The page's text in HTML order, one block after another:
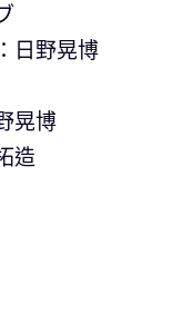
日野晃博
晃博
造